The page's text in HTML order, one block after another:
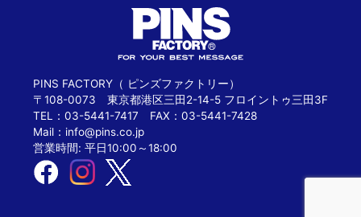
PINS FACTORY（ ピンズファクトリー）
〒108-0073 東京都港区三田2-14-5 フロイントゥ三田3F
TEL：03-5441-7417 FAX：03-5441-7428
Mail： info@pins.co.jp
営業時間: 平日10:00～18:00